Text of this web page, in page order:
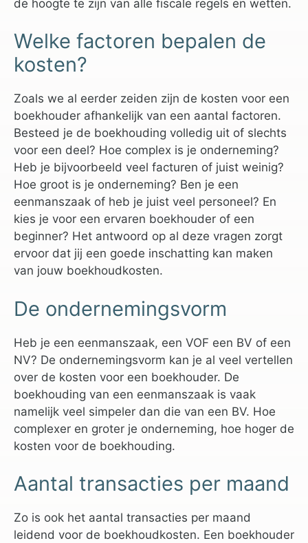
de hoogte te zijn van alle fiscale regels en wetten.
Welke factoren bepalen de
kosten?
Zoals we al eerder zeiden zijn de kosten voor een
boekhouder afhankelijk van een aantal factoren.
Besteed je de boekhouding volledig uit of slechts
voor een deel? Hoe complex is je onderneming?
Heb je bijvoorbeeld veel facturen of juist weinig?
Hoe groot is je onderneming? Ben je een
eenmanszaak of heb je juist veel personeel? En
kies je voor een ervaren boekhouder of een
beginner? Het antwoord op al deze vragen zorgt
ervoor dat jij een goede inschatting kan maken
van jouw boekhoudkosten.
De ondernemingsvorm
Heb je een eenmanszaak, een VOF een BV of een
NV? De ondernemingsvorm kan je al veel vertellen
over de kosten voor een boekhouder. De
boekhouding van een eenmanszaak is vaak
namelijk veel simpeler dan die van een BV. Hoe
complexer en groter je onderneming, hoe hoger de
kosten voor de boekhouding.
Aantal transacties per maand
Zo is ook het aantal transacties per maand
leidend voor de boekhoudkosten. Een boekhouder